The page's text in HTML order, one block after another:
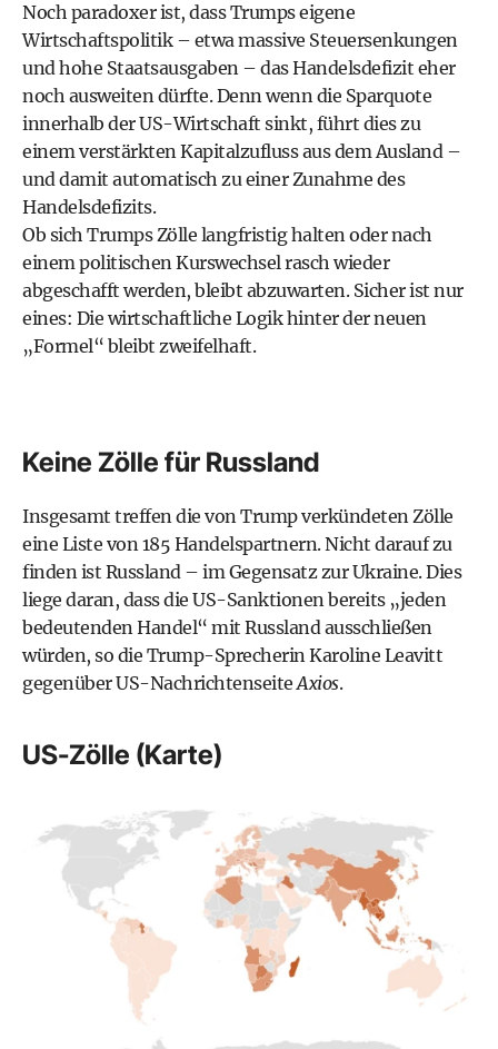
Noch paradoxer ist, dass Trumps eigene
Wirtschaftspolitik – etwa massive Steuersenkungen
und hohe Staatsausgaben – das Handelsdefizit eher
noch ausweiten dürfte. Denn wenn die Sparquote
innerhalb der US-Wirtschaft sinkt, führt dies zu
einem verstärkten Kapitalzufluss aus dem Ausland –
und damit automatisch zu einer Zunahme des
Handelsdefizits.
Ob sich Trumps Zölle langfristig halten oder nach
einem politischen Kurswechsel rasch wieder
abgeschafft werden, bleibt abzuwarten. Sicher ist nur
eines: Die wirtschaftliche Logik hinter der neuen
„Formel“ bleibt zweifelhaft.
Keine Zölle für Russland
Insgesamt treffen die von Trump verkündeten Zölle
eine Liste von 185 Handelspartnern. Nicht darauf zu
finden ist Russland – im Gegensatz zur Ukraine. Dies
liege daran, dass die US-Sanktionen bereits „jeden
bedeutenden Handel“ mit Russland ausschließen
würden, so die Trump-Sprecherin Karoline Leavitt
gegenüber US-NachrichtenseiteAxios.
US-Zölle (Karte)